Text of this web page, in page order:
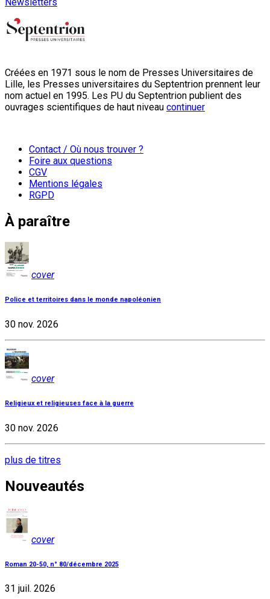
Créées en 1971 sous le nom de Presses Universitaires de
Lille, les Presses universitaires du Septentrion prennent leur
nom actuel en 1995. Les PU du Septentrion publient des
ouvrages scientifiques de haut niveau continuer
Contact / Où nous trouver ?
Foire aux questions
CGV
Mentions légales
RGPD
À paraître
cover
Police et territoires dans le monde napoléonien
30 nov. 2026
cover
Religieux et religieuses face à la guerre
30 nov. 2026
plus de titres
Nouveautés
cover
Roman 20-50, n° 80/décembre 2025
31 juil. 2026